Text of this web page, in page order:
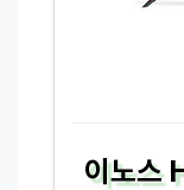
이노스